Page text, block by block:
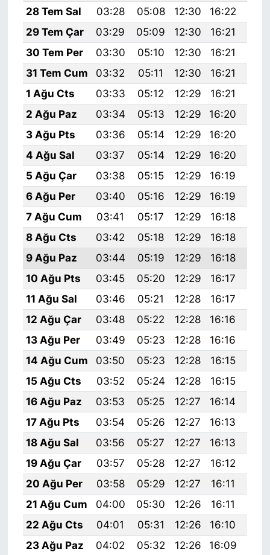
28 Tem Sal
03:28 05:08 12:30 16:22
29 Tem Çar
03:29 05:09 12:30 16:21
30 Tem Per
03:30 05:10 12:30 16:21
31 Tem Cum
03:32 05:11 12:30 16:21
1 Ağu Cts
03:33 05:12 12:29 16:21
2 Ağu Paz
03:34 05:13 12:29 16:20
3 Ağu Pts
03:36 05:14 12:29 16:20
4 Ağu Sal
03:37 05:14 12:29 16:20
5 Ağu Çar
03:38 05:15 12:29 16:19
6 Ağu Per
03:40 05:16 12:29 16:19
7 Ağu Cum
03:41 05:17 12:29 16:18
8 Ağu Cts
03:42 05:18 12:29 16:18
9 Ağu Paz
03:44 05:19 12:29 16:18
10 Ağu Pts
03:45 05:20 12:29 16:17
11 Ağu Sal
03:46 05:21 12:28 16:17
12 Ağu Çar
03:48 05:22 12:28 16:16
13 Ağu Per
03:49 05:23 12:28 16:16
14 Ağu Cum
03:50 05:23 12:28 16:15
15 Ağu Cts
03:52 05:24 12:28 16:15
16 Ağu Paz
03:53 05:25 12:27 16:14
17 Ağu Pts
03:54 05:26 12:27 16:13
18 Ağu Sal
03:56 05:27 12:27 16:13
19 Ağu Çar
03:57 05:28 12:27 16:12
20 Ağu Per
03:58 05:29 12:27 16:11
21 Ağu Cum
04:00 05:30 12:26 16:11
22 Ağu Cts
04:01 05:31 12:26 16:10
23 Ağu Paz
04:02 05:32 12:26 16:09